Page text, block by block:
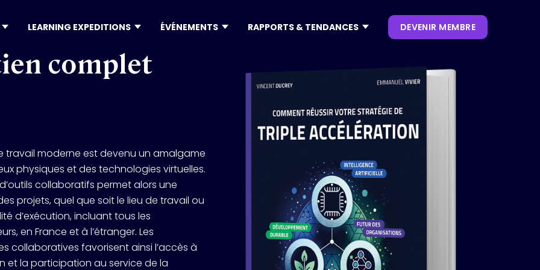
FORMATIONS
E-LEARNING IA
FORMATION IA & RSE
3 LEVIERS D’IA GEN
KEYNOTES
TOUTES NOS KEYNOTES
KEYNOTE CES
KEYNOTE VIVATECH
LEARNING EXPEDITIONS
SAN FRANCISCO EXPERIENCE
CHINA EXPERIENCE
SÉOUL COMMERCE EXPERIENCE
RETAIL & EXP. CLIENT
ÉVÉNEMENTS
POUR LE COMMERCE
B2B & INDUSTRY TRANSFORMATION
RAPPORTS & TENDANCES
PHYSIQUE
L'ÈRE
ARTICLES
3 QUESTIONS À ROMAIN ROUSSELET,
RESPONSABLE DE MARCHÉS RÉSEAUX DE
FROID CHEZ ENGIE SOLUTIONS
LES 10 CAMPAGNES PUBLICITAIRES QUI
ONT MARQUÉ LES CANNES LIONS 2025
CONTENUS
LIVRES BLANCS
OUVRAGES
HUB LANDSCAPE :
CARTOGRAPHIE DES
OUTILS IA GÉNÉRATIVE
DEVENIR MEMBRE
complet
travail moderne est devenu un amalgame
physiques et des technologies virtuelles.
d’outils collaboratifs permet alors une
projets, quel que soit le lieu de travail ou
d’exécution, incluant tous les
en France et à l’étranger. Les
collaboratives favorisent ainsi l’accès à
et la participation au service de la